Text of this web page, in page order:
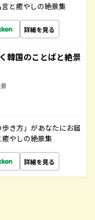
と癒やしの絶景集
詳細を見る
韓国のことばと絶景
き方」があなたにお届
やしの絶景集
詳細を見る